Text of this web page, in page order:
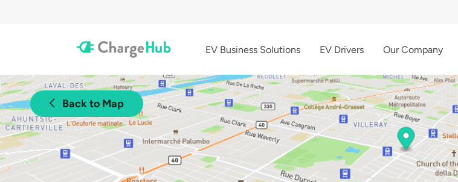
EV Business Solutions EV Drivers Our Company
Back to Map